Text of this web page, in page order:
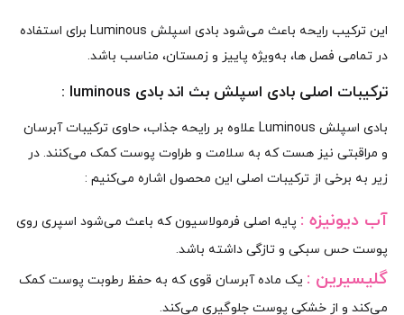
این ترکیب رایحه باعث می‌شود بادی اسپلش Luminous برای استفاده
در تمامی فصل‌ ها، به‌ویژه پاییز و زمستان، مناسب باشد.
ترکیبات اصلی بادی اسپلش بث اند بادی luminous :
بادی اسپلش Luminous علاوه‌ بر رایحه جذاب، حاوی ترکیبات آبرسان
و مراقبتی نیز هست که به سلامت و طراوت پوست کمک می‌کنند. در
زیر به برخی از ترکیبات اصلی این محصول اشاره می‌کنیم :
آب دیونیزه : پایه اصلی فرمولاسیون که باعث می‌شود اسپری روی
پوست حس سبکی و تازگی داشته باشد.
گلیسیرین : یک ماده آبرسان قوی که به حفظ رطوبت پوست کمک
می‌کند و از خشکی پوست جلوگیری می‌کند.